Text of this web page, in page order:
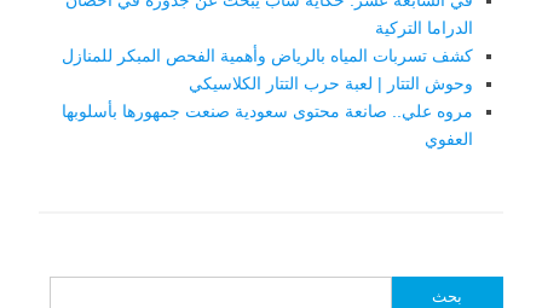
الدراما التركية
كشف تسربات المياه بالرياض وأهمية الفحص المبكر للمنازل
وحوش التتار | لعبة حرب التتار الكلاسيكي
مروه علي.. صانعة محتوى سعودية صنعت جمهورها بأسلوبها
العفوي